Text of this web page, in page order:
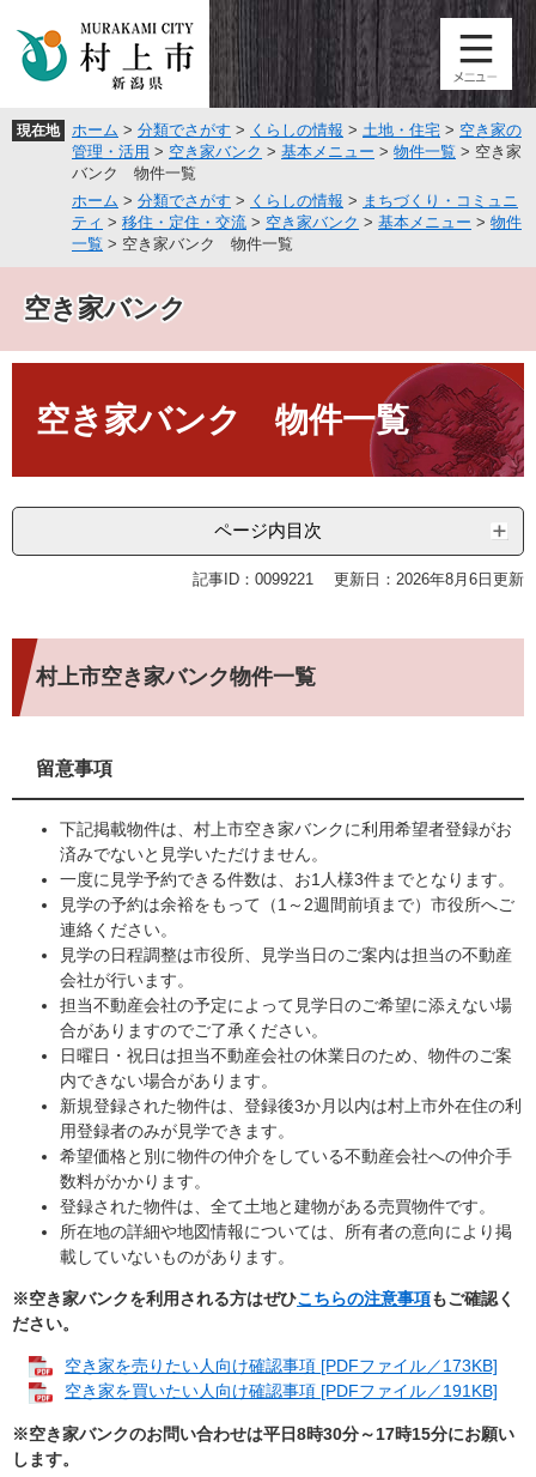
頭
飛
文
現在地 ホーム > 分類でさがす > くらしの情報 > 土地・住宅 > 空き家の
管理・活用 > 空き家バンク > 基本メニュー > 物件一覧 > 空き家
バンク 物件一覧
ホーム > 分類でさがす > くらしの情報 > まちづくり・コミュニ
ティ > 移住・定住・交流 > 空き家バンク > 基本メニュー > 物件
一覧 > 空き家バンク 物件一覧
空き家バンク
空き家バンク 物件一覧
ページ内目次
記事ID：0099221 更新日：2026年8月6日更新
村上市空き家バンク物件一覧
留意事項
下記掲載物件は、村上市空き家バンクに利用希望者登録がお
済みでないと見学いただけません。
一度に見学予約できる件数は、お1人様3件までとなります。
見学の予約は余裕をもって（1～2週間前頃まで）市役所へご
連絡ください。
見学の日程調整は市役所、見学当日のご案内は担当の不動産
会社が行います。
担当不動産会社の予定によって見学日のご希望に添えない場
合がありますのでご了承ください。
日曜日・祝日は担当不動産会社の休業日のため、物件のご案
内できない場合があります。
新規登録された物件は、登録後3か月以内は村上市外在住の利
用登録者のみが見学できます。
希望価格と別に物件の仲介をしている不動産会社への仲介手
数料がかかります。
登録された物件は、全て土地と建物がある売買物件です。
所在地の詳細や地図情報については、所有者の意向により掲
載していないものがあります。
※空き家バンクを利用される方はぜひこちらの注意事項もご確認く
ださい。
空き家を売りたい人向け確認事項 [PDFファイル／173KB]
空き家を買いたい人向け確認事項 [PDFファイル／191KB]
※空き家バンクのお問い合わせは平日8時30分～17時15分にお願い
します。